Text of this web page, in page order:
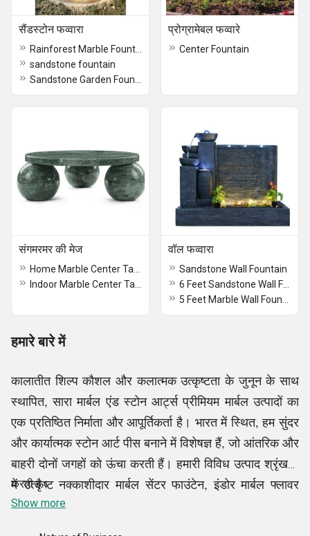
सैंडस्टोन फव्वारा
sandstone fountain
प्रोग्रामेबल फव्वारे
Center Fountain
संगमरमर की मेज वॉल फव्वारा
Sandstone Wall Fountain
हमारे बारे में
कालातीत शिल्प कौशल और कलात्मक उत्कृष्टता के जुनून के साथ
स्थापित, सारा मार्बल एंड स्टोन आर्ट्स प्रीमियम मार्बल उत्पादों का
एक प्रतिष्ठित निर्माता और आपूर्तिकर्ता है। भारत में स्थित, हम सुंदर
और कार्यात्मक स्टोन आर्ट पीस बनाने में विशेषज्ञ हैं, जो आंतरिक और
बाहरी दोनों जगहों को ऊंचा करती हैं। हमारी विविध उत्पाद श्रृंखला
में उत्कृष्ट नक्काशीदार मार्बल सेंटर फाउंटेन, इंडोर मार्बल फ्लावर
वास, इंडोर मार्बल सेंटर टेबल, रेनफॉरेस्ट मार्बल पेडस्टल वॉश बेसिन
करती है।
Show more